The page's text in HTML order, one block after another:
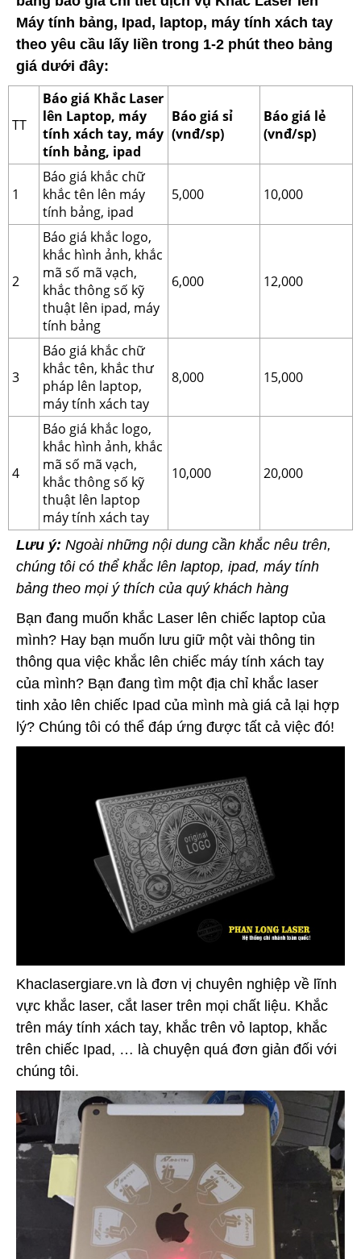
Máy tính bảng, Ipad, laptop, máy tính xách tay
theo yêu cầu lấy liền trong 1-2 phút theo bảng
giá dưới đây:
TT
Báo giá Khắc Laser
lên Laptop, máy
tính xách tay, máy
tính bảng, ipad
Báo giá sỉ
(vnđ/sp)
Báo giá lẻ
(vnđ/sp)
1
Báo giá khắc chữ
khắc tên lên máy
tính bảng, ipad
5,000 10,000
2
Báo giá khắc logo,
khắc hình ảnh, khắc
mã số mã vạch,
khắc thông số kỹ
thuật lên ipad, máy
tính bảng
6,000 12,000
3
Báo giá khắc chữ
khắc tên, khắc thư
pháp lên laptop,
máy tính xách tay
8,000 15,000
4
Báo giá khắc logo,
khắc hình ảnh, khắc
mã số mã vạch,
khắc thông số kỹ
thuật lên laptop
máy tính xách tay
10,000 20,000
Lưu ý: Ngoài những nội dung cần khắc nêu trên,
chúng tôi có thể khắc lên laptop, ipad, máy tính
bảng theo mọi ý thích của quý khách hàng
Bạn đang muốn khắc Laser lên chiếc laptop của
mình? Hay bạn muốn lưu giữ một vài thông tin
thông qua việc khắc lên chiếc máy tính xách tay
của mình? Bạn đang tìm một địa chỉ khắc laser
tinh xảo lên chiếc Ipad của mình mà giá cả lại hợp
lý? Chúng tôi có thể đáp ứng được tất cả việc đó!
Khaclasergiare.vn là đơn vị chuyên nghiệp về lĩnh
vực khắc laser, cắt laser trên mọi chất liệu. Khắc
trên máy tính xách tay, khắc trên vỏ laptop, khắc
trên chiếc Ipad, … là chuyện quá đơn giản đối với
chúng tôi.